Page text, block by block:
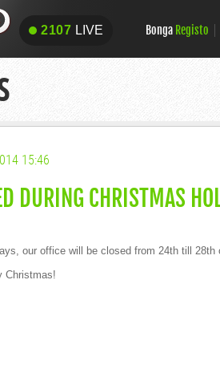
2107 LIVE
2107 LIVE Bonga Registo
15:46
DURING CHRISTMAS
our office will be closed from 24th till
Christmas!